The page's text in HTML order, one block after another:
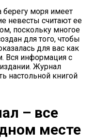
моря имеет
невесты считают ее
поскольку многое
для того, чтобы
для вас как
Вся информация с
Журнал
настольной книгой
– все
месте